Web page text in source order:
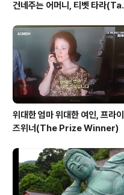
건네주는 어머니, 티벳 타라
위대한 엄마 위대한 여인, 프라이
즈위너(The Prize Winner)